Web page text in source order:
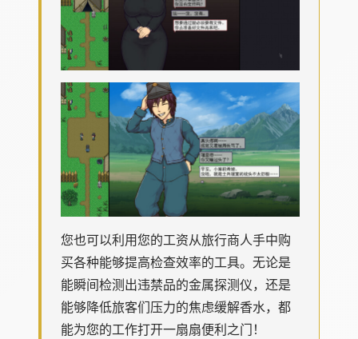
您也可以利用您的工资从旅行商人手中购
买各种能够提高检查效率的工具。无论是
能瞬间检测出违禁品的金属探测仪，还是
能够降低旅客们压力的焦虑缓解香水，都
能为您的工作打开一扇扇便利之门！